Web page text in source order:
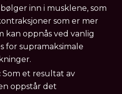
inn i musklene, som
som er mer
kan oppnås ved vanlig
for supramaksimale
Som et resultat av
oppstår det